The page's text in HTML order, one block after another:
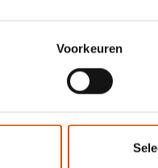
Voorkeuren